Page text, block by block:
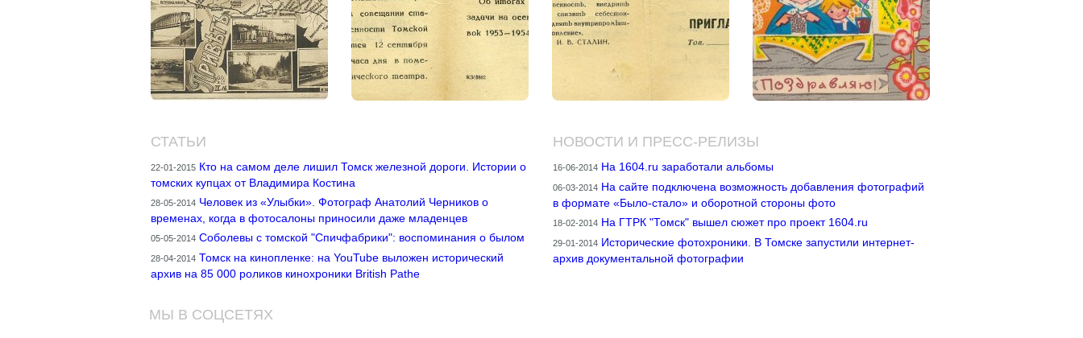
СТАТЬИ
22-01-2015 Кто на самом деле лишил Томск железной дороги. Истории о
томских купцах от Владимира Костина
28-05-2014 Человек из «Улыбки». Фотограф Анатолий Черников о
временах, когда в фотосалоны приносили даже младенцев
05-05-2014 Соболевы с томской "Спичфабрики": воспоминания о былом
28-04-2014 Томск на кинопленке: на YouTube выложен исторический
архив на 85 000 роликов кинохроники British Pathe
НОВОСТИ И ПРЕСС-РЕЛИЗЫ
16-06-2014 На 1604.ru заработали альбомы
06-03-2014 На сайте подключена возможность добавления фотографий
в формате «Было-стало» и оборотной стороны фото
18-02-2014 На ГТРК "Томск" вышел сюжет про проект 1604.ru
29-01-2014 Исторические фотохроники. В Томске запустили интернет-
архив документальной фотографии
МЫ В СОЦСЕТЯХ